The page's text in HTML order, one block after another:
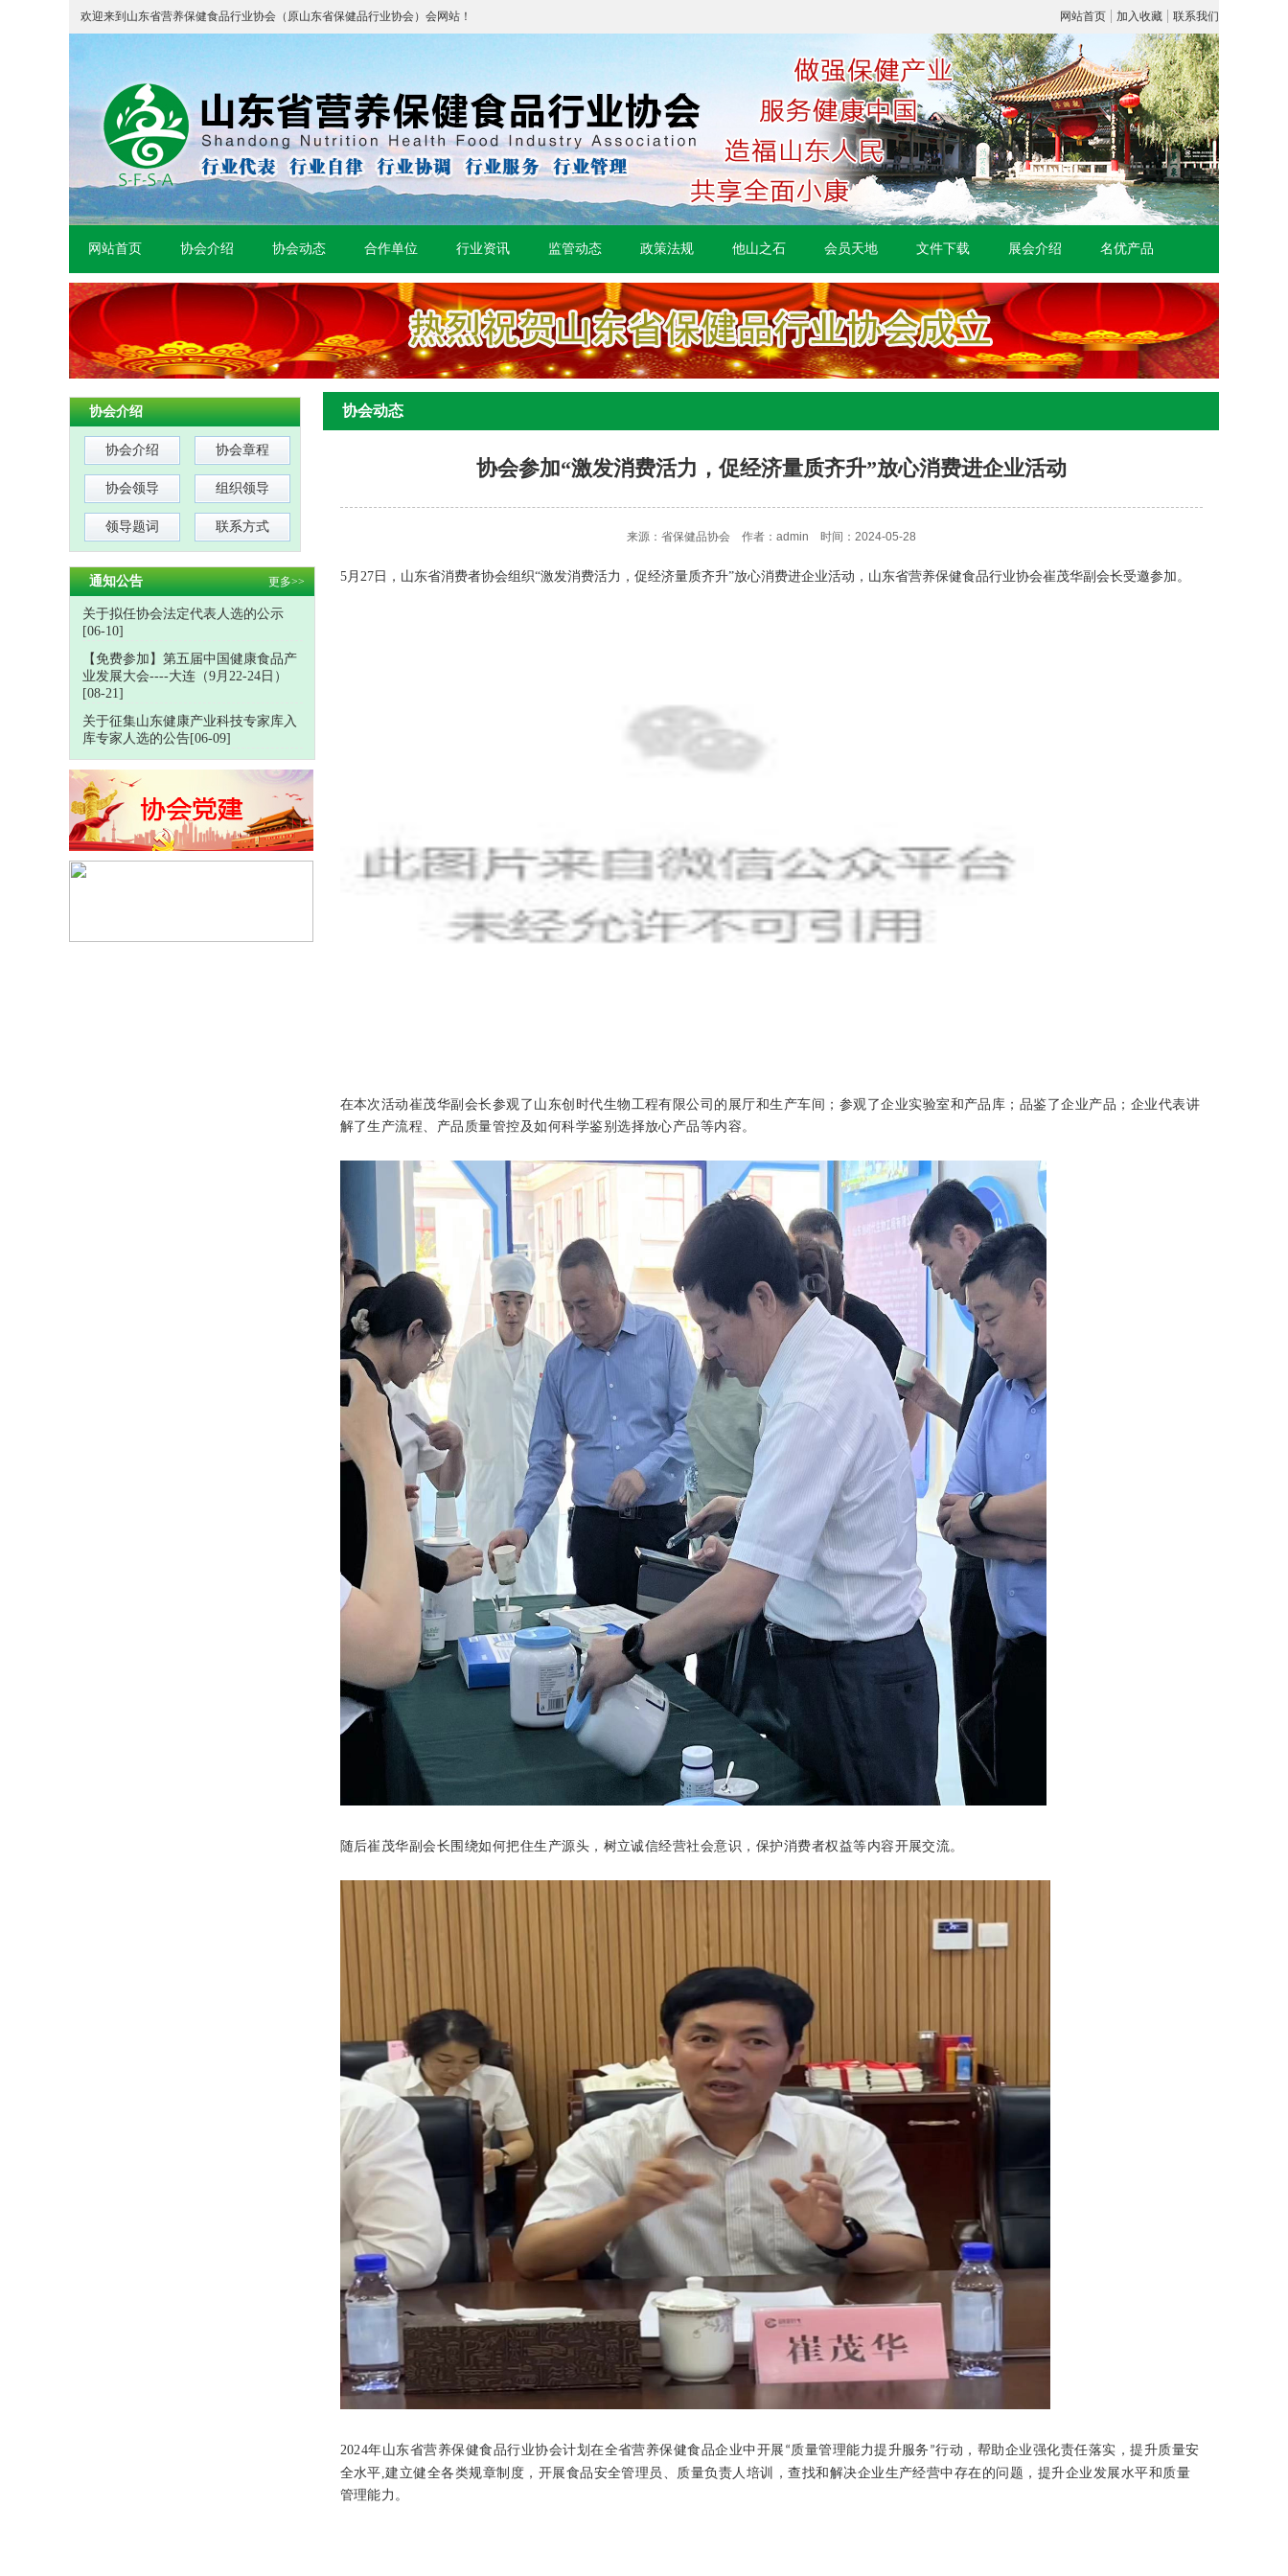
欢迎来到山东省营养保健食品行业协会（原山东省保健品行业协会）会网站！ 网站首页 | 加入收藏 | 联系我们
网站首页 协会介绍 协会动态 合作单位 行业资讯 监管动态 政策法规 他山之石 会员天地 文件下载 展会介绍 名优产品
协会介绍
协会介绍 协会章程
协会领导 组织领导
领导题词 联系方式
通知公告 更多>>
关于拟任协会法定代表人选的公示
[06-10]
【免费参加】第五届中国健康食品产
业发展大会----大连（9月22-24日）
[08-21]
关于征集山东健康产业科技专家库入
库专家人选的公告[06-09]
协会动态
协会参加“激发消费活力，促经济量质齐升”放心消费进企业活动
来源：省保健品协会 作者：admin 时间：2024-05-28
5月27日，山东省消费者协会组织“激发消费活力，促经济量质齐升”放心消费进企业活动，山东省营养保健食品行业协会崔茂华副会长受邀参加。
在本次活动崔茂华副会长参观了 山东创时代生物工程有限公司 的 展厅和生产车间；参观了企业实验室和产品库 ； 品鉴了企业产品；企业代表讲
解了生产流程、产品质量管控及如何科学鉴别选择放心产品等内容。
随后崔茂华副会长围绕如何把住生产源头，树立诚信经营社会意识，保护消费者权益等内容开展交流。
2024年山东省营养保健食品行业协会计划在全省营养保健食品企业中开展 “质量管理能力提升服务 ”行动，帮助企业强化责任落实，提升质量安
全水平,建立健全各类规章制度，开展食品安全管理员、质量负责人培训，查找和解决企业生产经营中存在的问题，提升企业发展水平和质量
管理能力。